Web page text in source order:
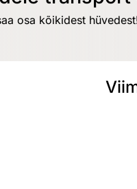
osa kõikidest